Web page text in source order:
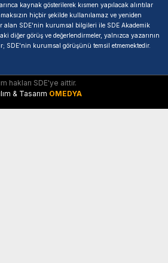
kaynak gösterilerek kısmen yapılacak alıntılar
hiçbir şekilde kullanılamaz ve yeniden
alan SDE'nin kurumsal bilgileri ile SDE Akademik
diğer görüş ve değerlendirmeler, yalnızca yazarının
SDE'nin kurumsal görüşünü temsil etmemektedir.
hakları SDE'ye aittir.
& Tasarım OMEDYA